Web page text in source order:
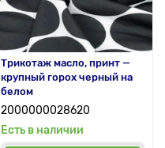
Трикотаж масло, принт —
крупный горох черный на
белом
2000000028620
Есть в наличии